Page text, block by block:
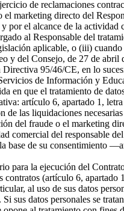
de reclamaciones
marketing directo del
por el alcance de la actividad
al Responsable del
aplicable, o (iii)
y del Consejo, de 27 de abril
Directiva 95/46/CE, en lo
de Información y
en que el tratamiento de
artículo 6, apartado 1,
de las liquidaciones
del fraude o el marketing
comercial del responsable
base de su consentimiento
para la ejecución del
contratos (artículo 6, apartado
al uso de sus datos
sus datos personales se